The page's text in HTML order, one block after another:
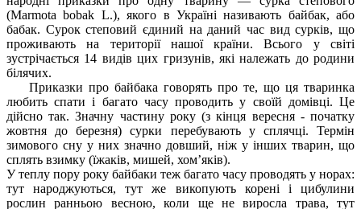
(Marmota bobak L.), якого в Україні називають байбак, або
бабак. Сурок степовий єдиний на даний час вид сурків, що
проживають на території нашої країни. Всього у світі
зустрічається 14 видів цих гризунів, які належать до родини
білячих.
Приказки про байбака говорять про те, що ця тваринка
любить спати і багато часу проводить у своїй домівці. Це
дійсно так. Значну частину року (з кінця вересня - початку
жовтня до березня) сурки перебувають у сплячці. Термін
зимового сну у них значно довший, ніж у інших тварин, що
сплять взимку (їжаків, мишей, хом’яків).
У теплу пору року байбаки теж багато часу проводять у норах:
тут народжуються, тут же викопують корені і цибулини
рослин ранньою весною, коли ще не виросла трава, тут